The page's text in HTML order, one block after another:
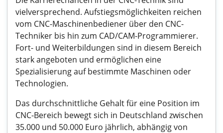
vielversprechend. Aufstiegsmöglichkeiten reichen
vom CNC-Maschinenbediener über den CNC-
Techniker bis hin zum CAD/CAM-Programmierer.
Fort- und Weiterbildungen sind in diesem Bereich
stark angeboten und ermöglichen eine
Spezialisierung auf bestimmte Maschinen oder
Technologien.
Das durchschnittliche Gehalt für eine Position im
CNC-Bereich bewegt sich in Deutschland zwischen
35.000 und 50.000 Euro jährlich, abhängig von